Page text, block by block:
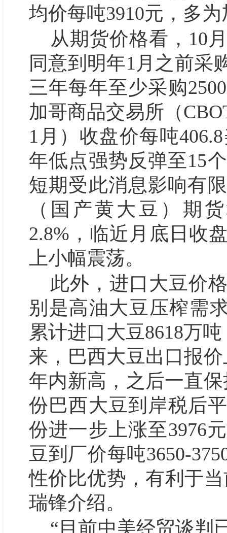
均价每吨3910元，多
从期货价格看，10
同意到明年1月之前采
三年每年至少采购
加哥商品交易所（
1月）收盘价每吨
年低点强势反弹至15
短期受此消息影响有
（国产黄大豆）期
2.8%，临近月底日收
上小幅震荡。
此外，进口大豆价
别是高油大豆压榨需
累计进口大豆8618万
来，巴西大豆出口报
年内新高，之后一直
份巴西大豆到岸税后
份进一步上涨至3976
豆到厂价每吨3650-
性价比优势，有利于
瑞锋介绍。
“目前中美经贸谈判